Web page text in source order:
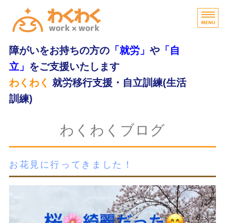
障がいをお持ちの方の「就労」 や「自
立」 をご支援いたします
わくわく 就労移行支援・自立訓練(生活
訓練)
わくわくの特長
支援内容
無料体験・お問合せ
わくわくブログ
お花見に行ってきました！